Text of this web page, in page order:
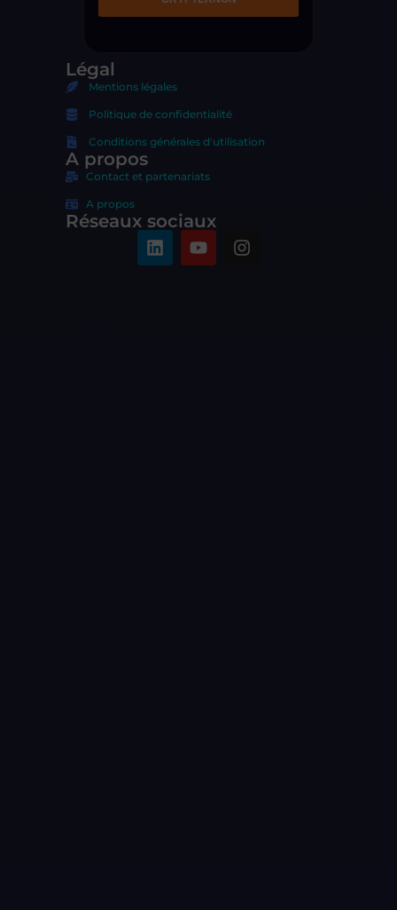
Légal
Mentions légales
Politique de confidentialité
Conditions générales d'utilisation
A propos
Contact et partenariats
A propos
Réseaux sociaux